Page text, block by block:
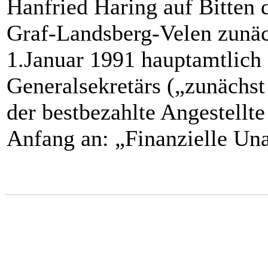
Hanfried Haring auf Bitten
Graf-Landsberg-Velen
1.Januar 1991
Generalsekretärs
der bestbezahlte
Anfang an: „Finanzielle